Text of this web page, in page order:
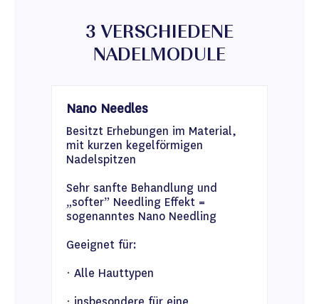
3 VERSCHIEDENE
NADELMODULE
Nano Needles
Besitzt Erhebungen im Material,
mit kurzen kegelförmigen
Nadelspitzen
Sehr sanfte Behandlung und
„softer” Needling Effekt =
sogenanntes Nano Needling
Geeignet für:
· Alle Hauttypen